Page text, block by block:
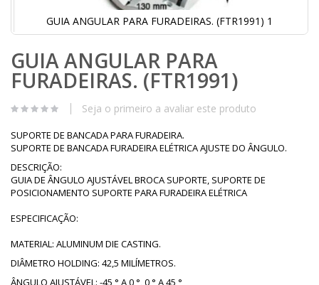
GUIA ANGULAR PARA FURADEIRAS. (FTR1991) 1
para
o
início
Galeria
imagens
GUIA ANGULAR PARA
FURADEIRAS. (FTR1991)
Seja o primeiro a avaliar este produto
SUPORTE DE BANCADA PARA FURADEIRA.
SUPORTE DE BANCADA FURADEIRA ELÉTRICA AJUSTE DO ÂNGULO.
DESCRIÇÃO:
GUIA DE ÂNGULO AJUSTÁVEL BROCA SUPORTE, SUPORTE DE
POSICIONAMENTO SUPORTE PARA FURADEIRA ELÉTRICA
ESPECIFICAÇÃO:
MATERIAL: ALUMINUM DIE CASTING.
DIÂMETRO HOLDING: 42,5 MILÍMETROS.
ÂNGULO AJUSTÁVEL: -45 ° A 0 °, 0 ° A 45 °